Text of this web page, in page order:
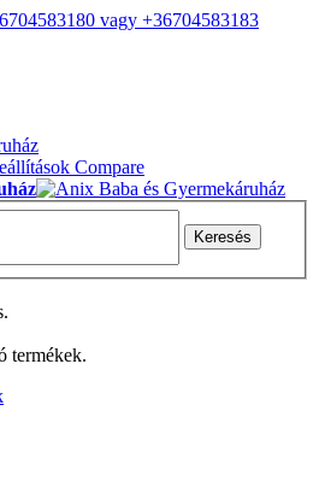
vagy +36704583183
Compare
Keresés
termékek.